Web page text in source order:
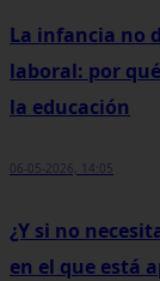
La infancia no
laboral: por
la educación
06-05-2026, 14:05
¿Y si no
en el que está